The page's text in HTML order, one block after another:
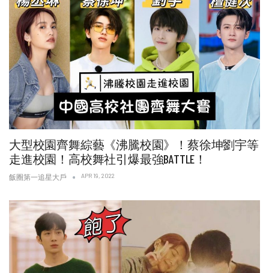
大型校園齊舞綜藝《沸騰校園》！蔡徐坤劉宇等
走進校園！高校舞社引爆最強BATTLE！
飯圈第一追星大戶 APR 19, 2022